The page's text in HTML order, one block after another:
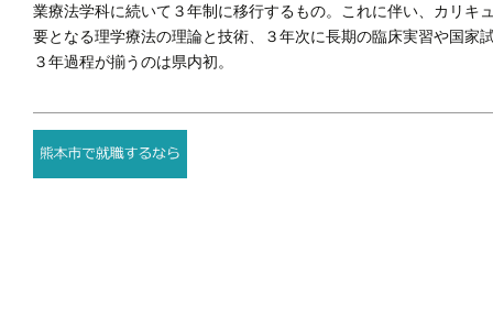
業療法学科に続いて３年制に移行するもの。これに伴い、カリ
要となる理学療法の理論と技術、３年次に長期の臨床実習や国
３年過程が揃うのは県内初。